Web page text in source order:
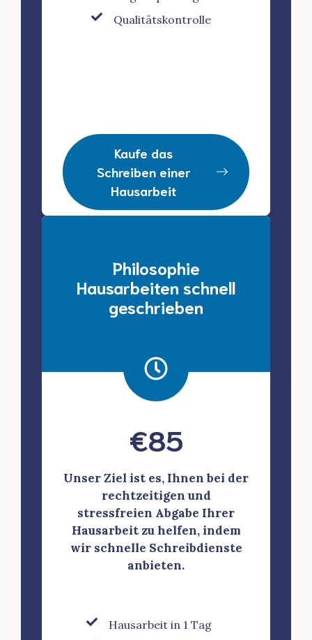
Qualitätskontrolle
Kaufe das
Schreiben einer
Hausarbeit
Philosophie
Hausarbeiten schnell
geschrieben
€85
Unser Ziel ist es, Ihnen bei der
rechtzeitigen und
stressfreien Abgabe Ihrer
Hausarbeit zu helfen, indem
wir schnelle Schreibdienste
anbieten.
Hausarbeit in 1 Tag